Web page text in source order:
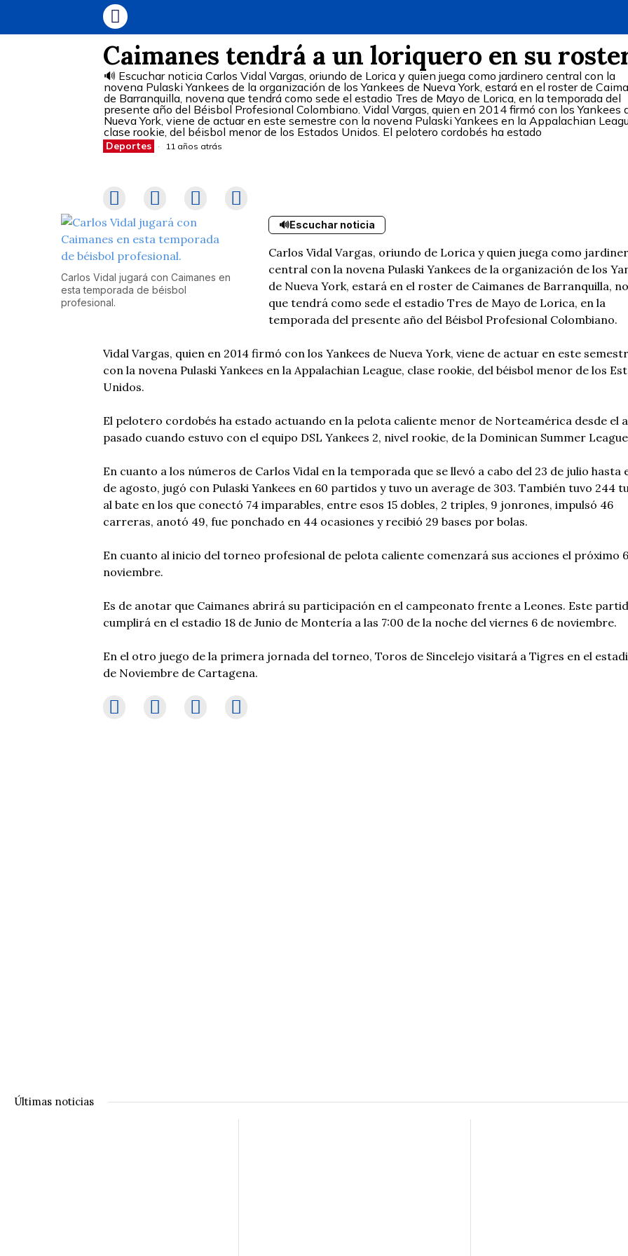
Caimanes tendrá a un loriquero en su
🔊 Escuchar noticia Carlos Vidal Vargas, oriundo de Lorica y quien juega como jardinero central con la
novena Pulaski Yankees de la organización de los Yankees de Nueva York, estará en el roster de
de Barranquilla, novena que tendrá como sede el estadio Tres de Mayo de Lorica, en la temporada del
presente año del Béisbol Profesional Colombiano. Vidal Vargas, quien en 2014 firmó con los Yankees
Nueva York, viene de actuar en este semestre con la novena Pulaski Yankees en la Appalachian
clase rookie, del béisbol menor de los Estados Unidos. El pelotero cordobés ha estado
Deportes 11 años atrás
🔊Escuchar noticia
Carlos Vidal jugará con Caimanes en
esta temporada de béisbol
profesional.
Carlos Vidal Vargas, oriundo de Lorica y quien juega como
central con la novena Pulaski Yankees de la organización de los
de Nueva York, estará en el roster de Caimanes de Barranquilla,
que tendrá como sede el estadio Tres de Mayo de Lorica, en la
temporada del presente año del Béisbol Profesional Colombiano.
Vidal Vargas, quien en 2014 firmó con los Yankees de Nueva York, viene de actuar en este
con la novena Pulaski Yankees en la Appalachian League, clase rookie, del béisbol menor de los
Unidos.
El pelotero cordobés ha estado actuando en la pelota caliente menor de Norteamérica desde el
pasado cuando estuvo con el equipo DSL Yankees 2, nivel rookie, de la Dominican Summer
En cuanto a los números de Carlos Vidal en la temporada que se llevó a cabo del 23 de julio hasta
de agosto, jugó con Pulaski Yankees en 60 partidos y tuvo un average de 303. También tuvo 244
al bate en los que conectó 74 imparables, entre esos 15 dobles, 2 triples, 9 jonrones, impulsó 46
carreras, anotó 49, fue ponchado en 44 ocasiones y recibió 29 bases por bolas.
En cuanto al inicio del torneo profesional de pelota caliente comenzará sus acciones el próximo
noviembre.
Es de anotar que Caimanes abrirá su participación en el campeonato frente a Leones. Este
cumplirá en el estadio 18 de Junio de Montería a las 7:00 de la noche del viernes 6 de noviembre.
En el otro juego de la primera jornada del torneo, Toros de Sincelejo visitará a Tigres en el
de Noviembre de Cartagena.
Últimas noticias